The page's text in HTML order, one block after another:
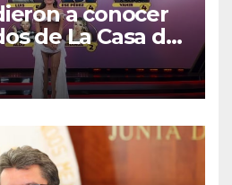
a conocer
de La Casa de
2026 en